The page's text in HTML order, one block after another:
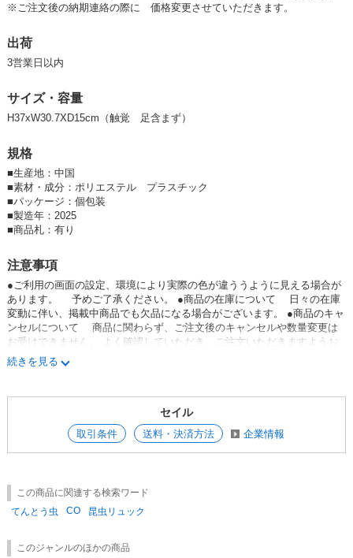
※ご注文後の納期連絡の際に 価格変更させていただきます。
出荷
3営業日以内
サイズ・容量
H37xW30.7XD15cm（触覚 足含まず）
規格
■生産地：中国
■素材・成分：ポリエステル プラスチック
■パッケージ：個包装
■製造年：2025
■商品札：有り
注意事項
●ご利用の画面の設定、環境により実際の色が違ううように見える場合が
あります。 予めご了承ください。 ●商品の在庫について 日々の在庫
変動に伴い、掲載中商品でも欠品になる場合がございます。 ●商品のキャ
ンセルについて 商品に関わらず、ご注文後のキャンセルや数量変更は
お受けできません。 よく確認していただき、ご注文いただきますようお
願いいたします。 ●JANコードについて 商品によっては、種類や形
状 色が違っても、共通JANコードを適用している場合が あります。
続きを見る
セイル
取引条件 送料・決済方法 企業情報
この商品に関連する検索ワード
てんとう虫
CO 昆虫リュック
このジャンルのほかの商品